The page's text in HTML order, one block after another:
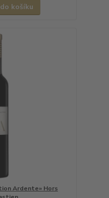
košíku
Ardente» Hors